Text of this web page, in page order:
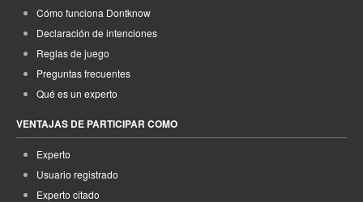
Cómo funciona Dontknow
Declaración de intenciones
Reglas de juego
Preguntas frecuentes
Qué es un experto
VENTAJAS DE PARTICIPAR COMO
Experto
Usuario registrado
Experto citado